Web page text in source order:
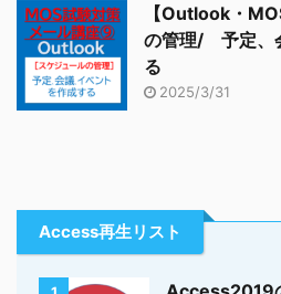
【Outlook・
の管理/ 予定、
る
2025/3/31
Access再生リスト